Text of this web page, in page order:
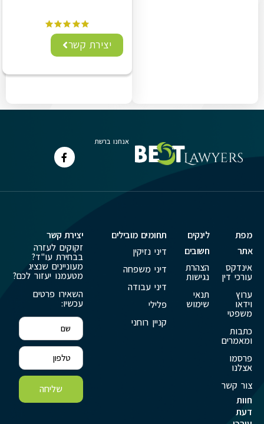
יצירת קשר
אנחנו ברשת
מפת
אתר
אינדקס
עורכי דין
ערוץ
וידאו
משפטי
כתבות
ומאמרים
פרסמו
אצלנו
צור קשר
חוות
דעת
לינקים
חשובים
הצהרת
נגישות
תנאי
שימוש
תחומים מובילים
דיני נזיקין
דיני משפחה
דיני עבודה
פלילי
קניין רוחני
יצירת קשר
זקוקים לעזרה
בבחירת עו"ד?
מעוניינים שנציג
מטעמנו יעזור לכם?
השאירו פרטים
עכשיו:
שליחה